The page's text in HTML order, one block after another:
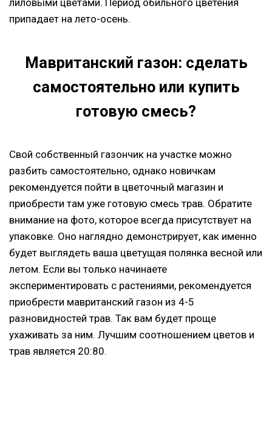
припадает на лето-осень.
Мавританский газон: сделать
самостоятельно или купить
готовую смесь?
Свой собственный газончик на участке можно
разбить самостоятельно, однако новичкам
рекомендуется пойти в цветочный магазин и
приобрести там уже готовую смесь трав. Обратите
внимание на фото, которое всегда присутствует на
упаковке. Оно наглядно демонстрирует, как именно
будет выглядеть ваша цветущая полянка весной или
летом. Если вы только начинаете
экспериментировать с растениями, рекомендуется
приобрести мавританский газон из 4-5
разновидностей трав. Так вам будет проще
ухаживать за ним. Лучшим соотношением цветов и
трав является 20:80.